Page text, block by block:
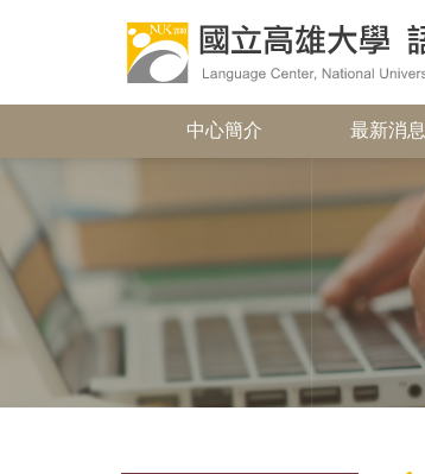
中心簡介 最新消息